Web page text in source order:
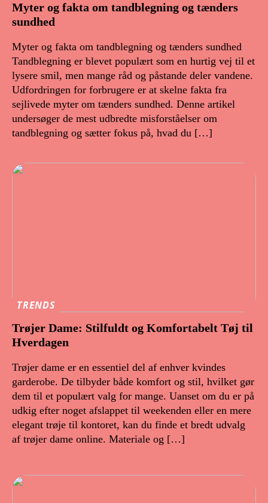
Myter og fakta om tandblegning og tænders
sundhed
Myter og fakta om tandblegning og tænders sundhed
Tandblegning er blevet populært som en hurtig vej til et
lysere smil, men mange råd og påstande deler vandene.
Udfordringen for forbrugere er at skelne fakta fra
sejlivede myter om tænders sundhed. Denne artikel
undersøger de mest udbredte misforståelser om
tandblegning og sætter fokus på, hvad du […]
TRENDS
Trøjer Dame: Stilfuldt og Komfortabelt Tøj til
Hverdagen
Trøjer dame er en essentiel del af enhver kvindes
garderobe. De tilbyder både komfort og stil, hvilket gør
dem til et populært valg for mange. Uanset om du er på
udkig efter noget afslappet til weekenden eller en mere
elegant trøje til kontoret, kan du finde et bredt udvalg
af trøjer dame online. Materiale og […]